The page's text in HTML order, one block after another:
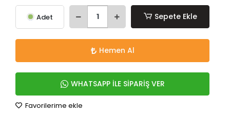
Adet Sepete Ekle
Hemen Al
WHATSAPP İLE SİPARİŞ VER
Favorilerime ekle